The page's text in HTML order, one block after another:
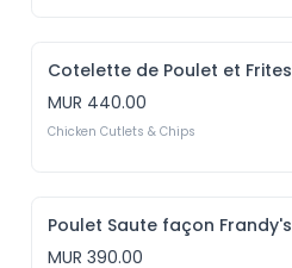
Cotelette de Poulet et Frites
MUR 440.00
Chicken Cutlets & Chips
Poulet Saute façon Frandy's
MUR 390.00